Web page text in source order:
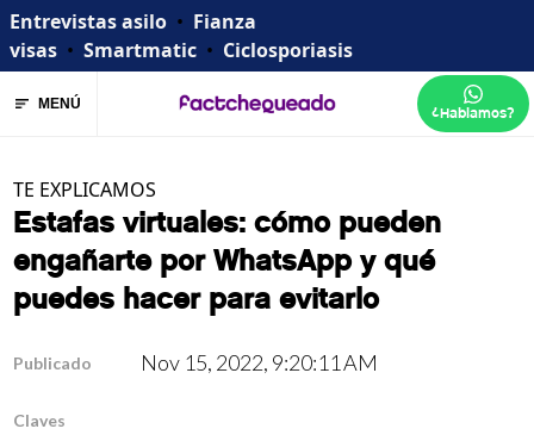
Entrevistas asilo • Fianza
visas • Smartmatic • Ciclosporiasis
MENÚ ¿Hablamos?
TE EXPLICAMOS
Estafas virtuales: cómo pueden
engañarte por WhatsApp y qué
puedes hacer para evitarlo
Publicado Nov 15, 2022, 9:20:11 AM
Claves